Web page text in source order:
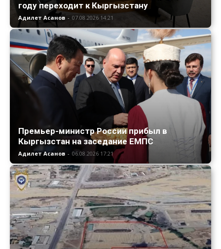
году переходит к Кыргызстану
Адилет Асанов - 07.08.2026 14:21
Премьер-министр России прибыл в
Кыргызстан на заседание ЕМПС
Адилет Асанов - 06.08.2026 17:21